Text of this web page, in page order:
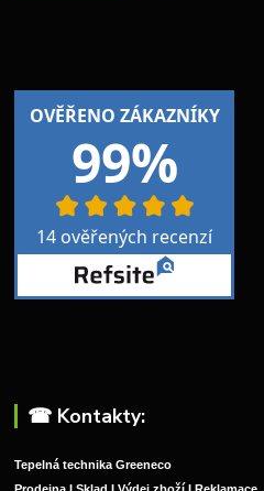
☎︎ Kontakty:
Tepelná technika Greeneco
Prodejna I Sklad I Výdej zboží I Reklamace